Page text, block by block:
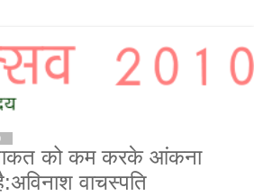
ताकत को कम करके आंकना
वाचस्पति